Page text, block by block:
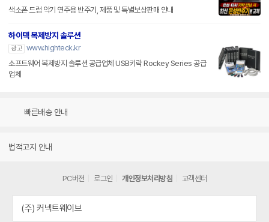
색소폰 드럼 악기 연주용 반주기, 제품 및 특별보상판매 안내
하이텍 복제방지 솔루션
광고 www.highteck.kr
소프트웨어 복제방지 솔루션 공급업체 USB키락 Rockey Series 공급
업체
빠른배송 안내
법적고지 안내
PC버전 로그인 개인정보처리방침 고객센터
(주) 커넥트웨이브